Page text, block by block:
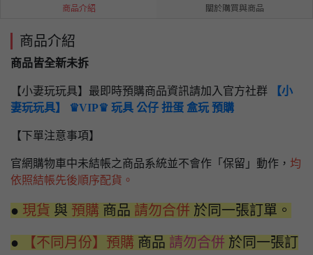
商品介紹 關於購買與商品
商品介紹
商品皆全新未拆
【小妻玩玩具】最即時預購商品資訊請加入官方社群
【小
妻玩玩具】 ♛VIP♛ 玩具 公仔 扭蛋 盒玩 預購
【下單注意事項】
官網購物車中未結帳之商品系統並不會作「保留」動作， 均
依照結帳先後順序配貨。
● 現貨 與 預購 商品 請勿合併 於同一張訂單。
● 【不同月份】預購 商品 請勿合併 於同一張訂